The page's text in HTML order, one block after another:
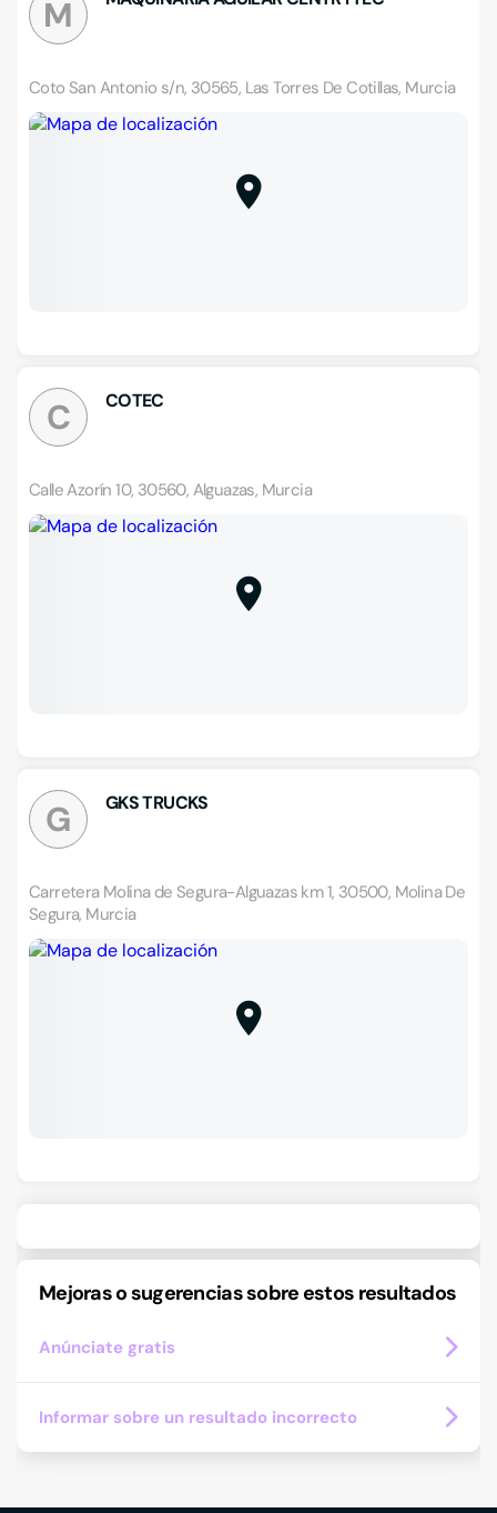
M
Coto San Antonio s/n, 30565, Las Torres De Cotillas, Murcia
C COTEC
Calle Azorín 10, 30560, Alguazas, Murcia
G GKS TRUCKS
Carretera Molina de Segura-Alguazas km 1, 30500, Molina De
Segura, Murcia
Mejoras o sugerencias sobre estos resultados
Anúnciate gratis
Informar sobre un resultado incorrecto